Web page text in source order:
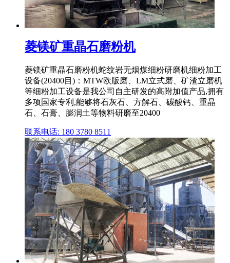
菱镁矿重晶石磨粉机
菱镁矿重晶石磨粉机蛇纹岩无烟煤细粉研磨机细粉加工
设备(20400目)：MTW欧版磨、LM立式磨、矿渣立磨机
等细粉加工设备是我公司自主研发的高附加值产品,拥有
多项国家专利,能够将石灰石、方解石、碳酸钙、重晶
石、石膏、膨润土等物料研磨至20400
联系电话: 180 3780 8511